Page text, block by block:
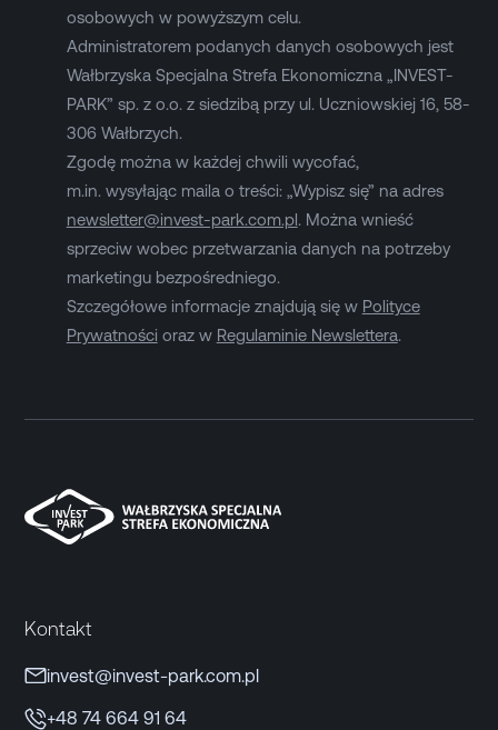
osobowych w powyższym celu.
Administratorem podanych danych osobowych jest
Wałbrzyska Specjalna Strefa Ekonomiczna „INVEST-
PARK” sp. z o.o. z siedzibą przy ul. Uczniowskiej 16, 58-
306 Wałbrzych.
Zgodę można w każdej chwili wycofać,
m.in. wysyłając maila o treści: „Wypisz się” na adres
newsletter@invest-park.com.pl. Można wnieść
sprzeciw wobec przetwarzania danych na potrzeby
marketingu bezpośredniego.
Szczegółowe informacje znajdują się w Polityce
Prywatności oraz w Regulaminie Newslettera.
Kontakt
invest@invest-park.com.pl
+48 74 664 91 64